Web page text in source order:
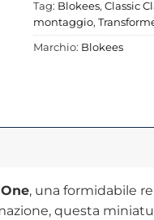
Tag: Blokees, Classic
montaggio,
Marchio: Blokees
, una formidabile
questa